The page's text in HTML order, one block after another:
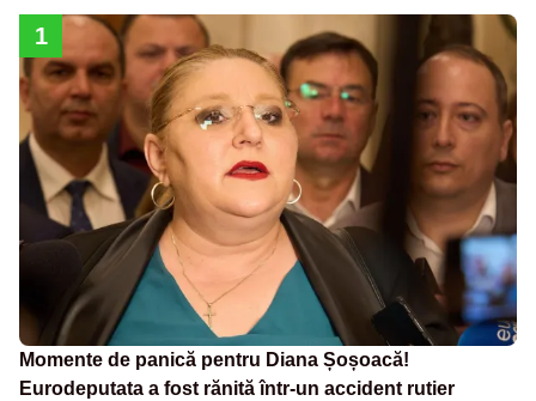
1
Momente de panică pentru Diana Șoșoacă!
Eurodeputata a fost rănită într-un accident rutier